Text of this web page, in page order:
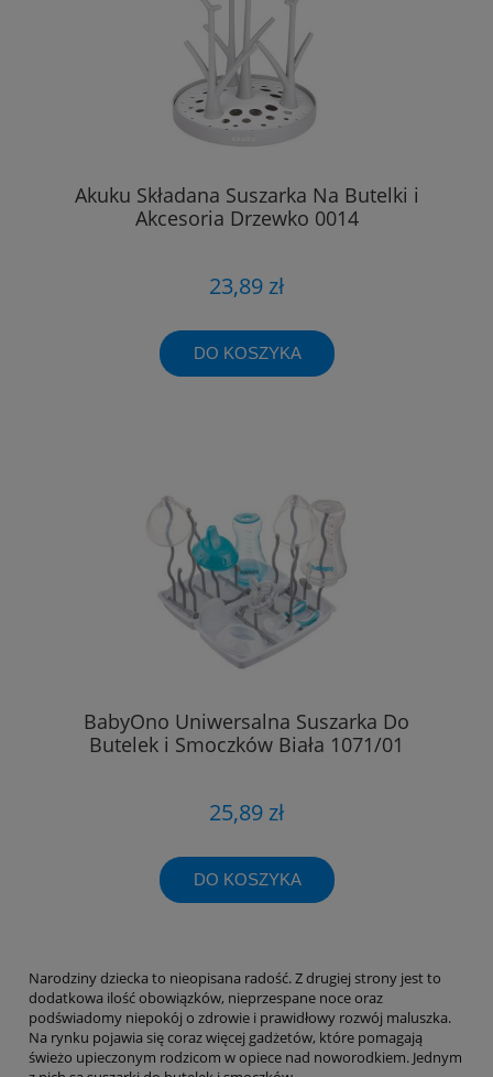
Akuku Składana Suszarka Na Butelki i
Akcesoria Drzewko 0014
23,89 zł
DO KOSZYKA
BabyOno Uniwersalna Suszarka Do
Butelek i Smoczków Biała 1071/01
25,89 zł
DO KOSZYKA
Narodziny dziecka to nieopisana radość. Z drugiej strony jest to
dodatkowa ilość obowiązków, nieprzespane noce oraz
podświadomy niepokój o zdrowie i prawidłowy rozwój maluszka.
Na rynku pojawia się coraz więcej gadżetów, które pomagają
świeżo upieczonym rodzicom w opiece nad noworodkiem. Jednym